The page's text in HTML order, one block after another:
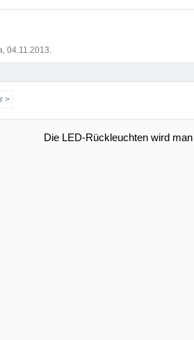
, 04.11.2013.
>
Die LED-Rückleuchten wird